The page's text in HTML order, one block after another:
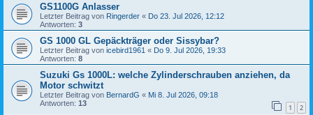
GS1100G Anlasser
Letzter Beitrag von Ringerder « Do 23. Jul 2026, 12:12
Antworten: 3
GS 1000 GL Gepäckträger oder Sissybar?
Letzter Beitrag von icebird1961 « Do 9. Jul 2026, 19:33
Antworten: 8
Suzuki Gs 1000L: welche Zylinderschrauben anziehen, da
Motor schwitzt
Letzter Beitrag von BernardG « Mi 8. Jul 2026, 09:18
Antworten: 13 1 2